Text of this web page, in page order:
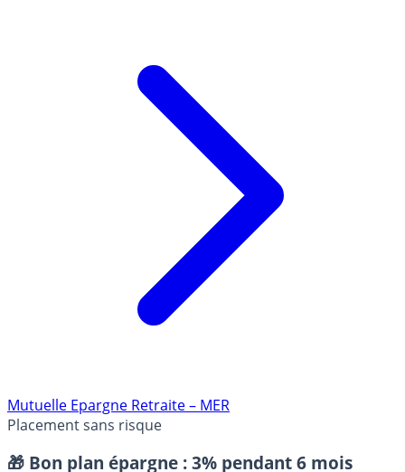
Mutuelle Epargne Retraite – MER
Placement sans risque